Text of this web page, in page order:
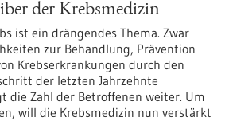
der Krebsmedizin
ist ein drängendes Thema. Zwar
zur Behandlung, Prävention
Krebserkrankungen durch den
der letzten Jahrzehnte
die Zahl der Betroffenen weiter. Um
will die Krebsmedizin nun verstärkt